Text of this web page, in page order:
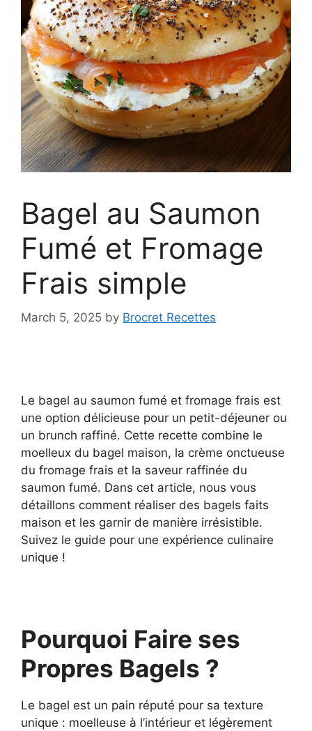
Bagel au Saumon
Fumé et Fromage
Frais simple
March 5, 2025 by Brocret Recettes
Le bagel au saumon fumé et fromage frais est
une option délicieuse pour un petit-déjeuner ou
un brunch raffiné. Cette recette combine le
moelleux du bagel maison, la crème onctueuse
du fromage frais et la saveur raffinée du
saumon fumé. Dans cet article, nous vous
détaillons comment réaliser des bagels faits
maison et les garnir de manière irrésistible.
Suivez le guide pour une expérience culinaire
unique !
Pourquoi Faire ses
Propres Bagels ?
Le bagel est un pain réputé pour sa texture
unique : moelleuse à l’intérieur et légèrement